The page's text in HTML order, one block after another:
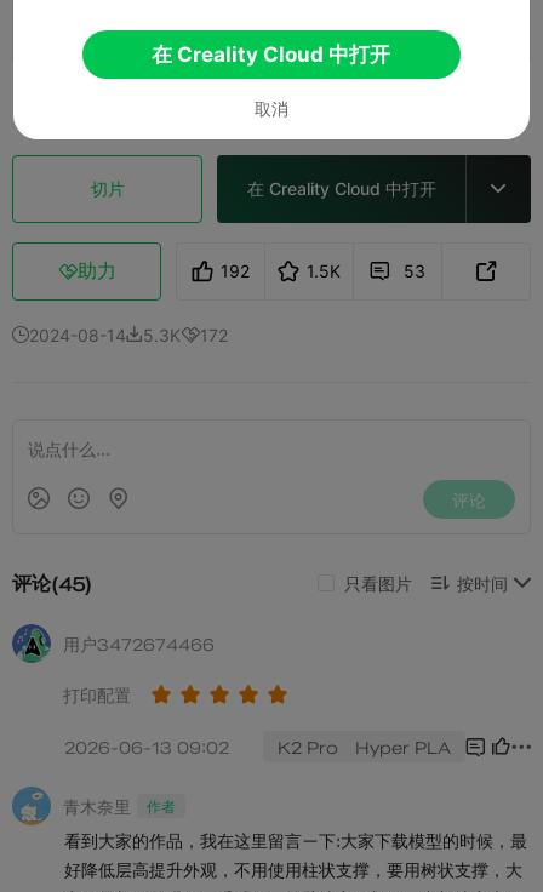
查看更多
切片 在 Creality Cloud 中打开 
助力 192 1.5K  53 
2024-08-145.3K172
在 Creality Cloud 中打开
取消